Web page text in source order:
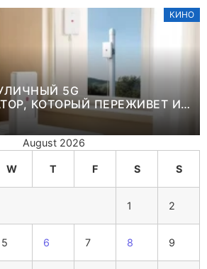
КИНО
5G
КОТОРЫЙ ПЕРЕЖИВЕТ И
И ЖАРКОЕ ЛЕТО
August 2026
W T F S S
1 2
5 6 7 8 9